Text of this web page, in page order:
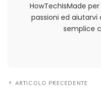
HowTechIsMade
passioni ed
semplice
ARTICOLO PRECEDENTE